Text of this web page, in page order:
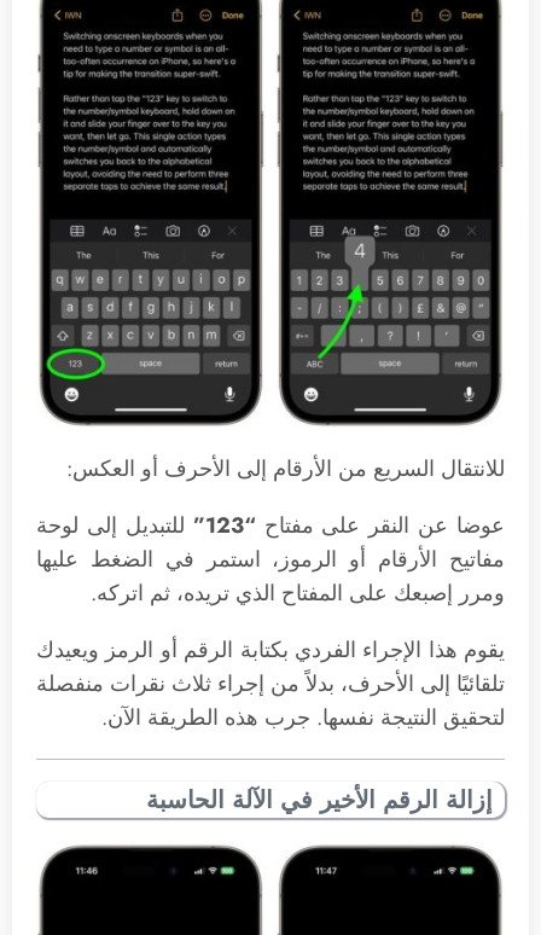
للانتقال السريع من الأرقام إلى الأحرف أو العكس:
عوضا عن النقر على مفتاح “123”
للتبديل إلى لوحة
مفاتيح الأرقام أو الرموز، استمر في الضغط عليها
ومرر إصبعك على المفتاح الذي تريده، ثم اتركه.
يقوم هذا الإجراء الفردي بكتابة الرقم أو الرمز ويعيدك
تلقائيًا إلى الأحرف، بدلاً من إجراء ثلاث نقرات منفصلة
لتحقيق النتيجة نفسها. جرب هذه الطريقة الآن.
إزالة الرقم الأخير في الآلة الحاسبة